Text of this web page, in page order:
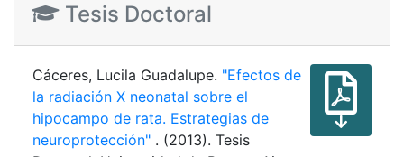
Tesis Doctoral
Cáceres, Lucila Guadalupe. "Efectos de
la radiación X neonatal sobre el
hipocampo de rata. Estrategias de
neuroprotección" . (2013). Tesis